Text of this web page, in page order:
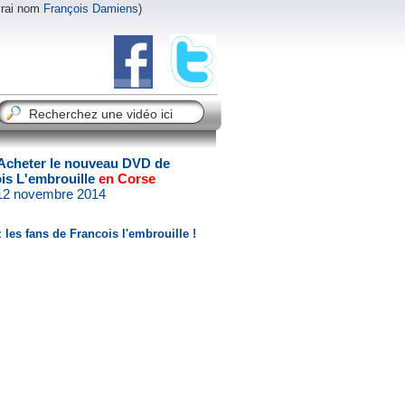
nom François Damiens)
le nouveau DVD de
L'embrouille en Corse
novembre 2014
les fans de Francois l'embrouille !